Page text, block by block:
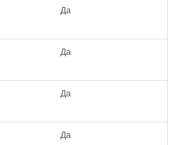
Да
Да
Да
Да